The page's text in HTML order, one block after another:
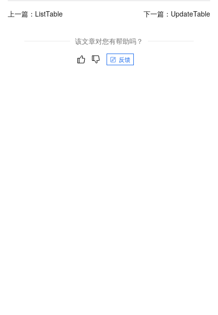
上一篇： ListTable 下一篇： UpdateTable
该文章对您有帮助吗？
反馈